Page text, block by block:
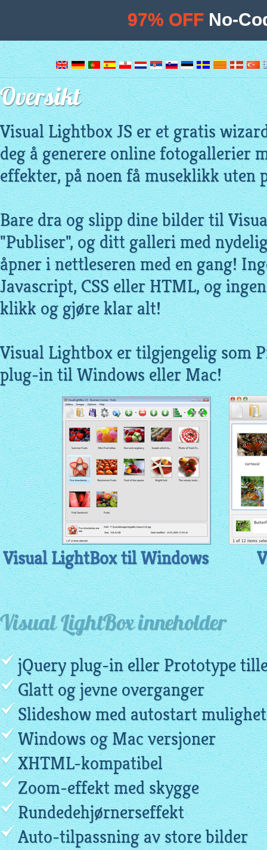
Oversikt
Visual Lightbox JS er et gratis
deg å generere online fotogallerier
effekter, på noen få museklikk uten
Bare dra og slipp dine bilder til
"Publiser", og ditt galleri med
åpner i nettleseren med en gang!
Javascript, CSS eller HTML, og
klikk og gjøre klar alt!
Visual Lightbox er tilgjengelig som
plug-in til Windows eller Mac!
Visual LightBox til Windows
Visual LightBox inneholder
jQuery plug-in eller Prototype
Glatt og jevne overganger
Slideshow med autostart mulighet
Windows og Mac versjoner
XHTML-kompatibel
Zoom-effekt med skygge
Rundedehjørnerseffekt
Auto-tilpassning av store bilder
97% OFF No-